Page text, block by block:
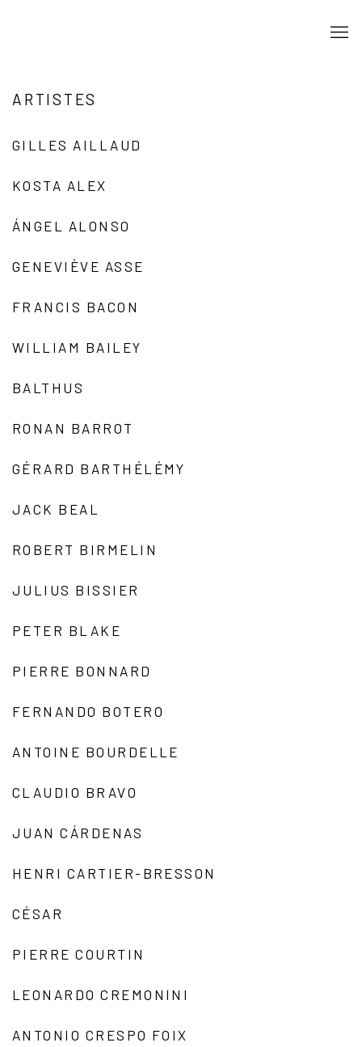
ARTISTES
GILLES AILLAUD
KOSTA ALEX
ÁNGEL ALONSO
GENEVIÈVE ASSE
FRANCIS BACON
WILLIAM BAILEY
BALTHUS
RONAN BARROT
GÉRARD BARTHÉLÉMY
JACK BEAL
ROBERT BIRMELIN
JULIUS BISSIER
PETER BLAKE
PIERRE BONNARD
FERNANDO BOTERO
ANTOINE BOURDELLE
CLAUDIO BRAVO
JUAN CÁRDENAS
HENRI CARTIER-BRESSON
CÉSAR
PIERRE COURTIN
LEONARDO CREMONINI
ANTONIO CRESPO FOIX